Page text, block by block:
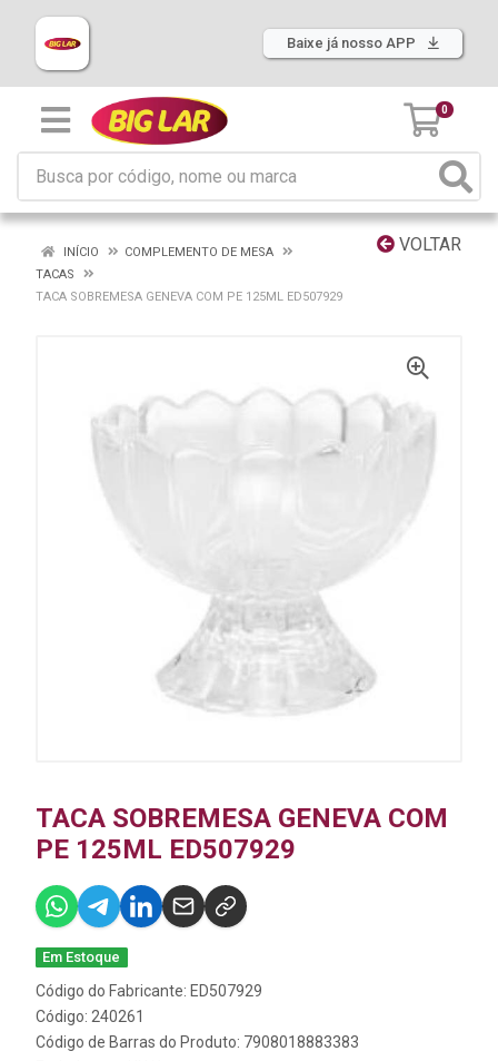
Baixe já nosso APP
0
VOLTAR
INÍCIO
COMPLEMENTO DE MESA
TACAS
TACA SOBREMESA GENEVA COM PE 125ML ED507929
TACA SOBREMESA GENEVA COM
PE 125ML ED507929
Em Estoque
Código do Fabricante: ED507929
Código: 240261
Código de Barras do Produto: 7908018883383